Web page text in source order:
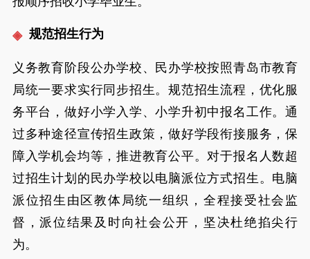
规范招生行为
义务教育阶段公办学校、民办学校按照青岛市教育
局统一要求实行同步招生。规范招生流程，优化服
务平台，做好小学入学、小学升初中报名工作。通
过多种途径宣传招生政策，做好学段衔接服务，保
障入学机会均等，推进教育公平。对于报名人数超
过招生计划的民办学校以电脑派位方式招生。电脑
派位招生由区教体局统一组织，全程接受社会监
督，派位结果及时向社会公开，坚决杜绝掐尖行
为。